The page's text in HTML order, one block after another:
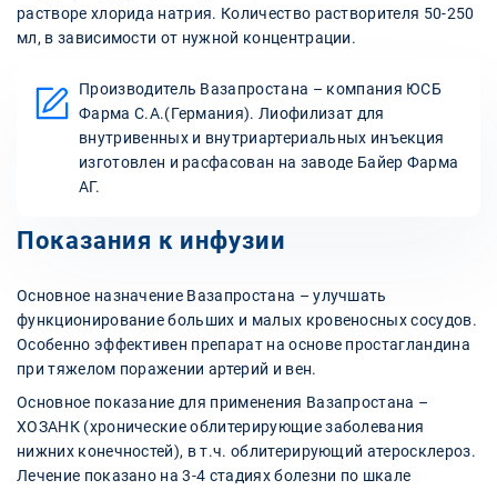
растворе хлорида натрия. Количество растворителя 50-250
мл, в зависимости от нужной концентрации.
Производитель Вазапростана – компания ЮСБ
Фарма С.А.(Германия). Лиофилизат для
внутривенных и внутриартериальных инъекция
изготовлен и расфасован на заводе Байер Фарма
АГ.
Показания к инфузии
Основное назначение Вазапростана – улучшать
функционирование больших и малых кровеносных сосудов.
Особенно эффективен препарат на основе простагландина
при тяжелом поражении артерий и вен.
Основное показание для применения Вазапростана –
ХОЗАНК (хронические облитерирующие заболевания
нижних конечностей), в т.ч. облитерирующий атеросклероз.
Лечение показано на 3-4 стадиях болезни по шкале